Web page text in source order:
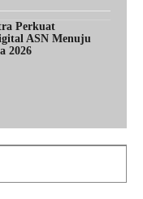
Perkuat
ASN Menuju
2026